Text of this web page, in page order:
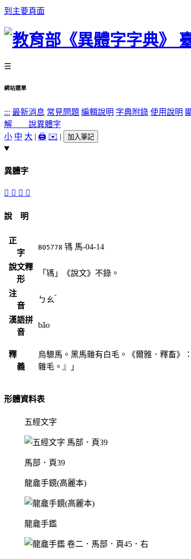
到主要頁面
☰
網站選單
::: 最新消息 常見問題 編輯說明 字典附錄 使用說明
解 說異體字
小 中 大 | 🖨️ ✉️ | 加入筆記
異體字
𩡰 𩢈 駂 𩣎
說 明
正
字
B05778 駂 馬-04-14
說文釋
形
「駂」《說文》不錄。
注
音
ㄅㄠˇ
漢語拼
音
bǎo
釋
義
烏驄馬。黑馬雜有白毛。《爾雅．釋畜》
雜毛。』」
形體資料表
五經文字
馬部．頁39
龍龕手鏡(高麗本)
龍龕手鑑